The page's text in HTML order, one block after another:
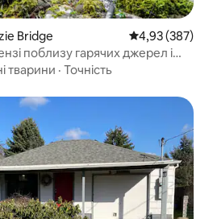
Bridge Середня
4,93 (387)
поблизу гарячих джерел і
тварини · Точність